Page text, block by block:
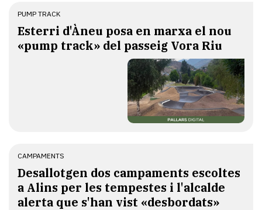
PUMP TRACK
Esterri d'Àneu posa en marxa el nou
«pump track» del passeig Vora Riu
CAMPAMENTS
​Desallotgen dos campaments escoltes
a Alins per les tempestes i l'alcalde
alerta que s'han vist «desbordats»